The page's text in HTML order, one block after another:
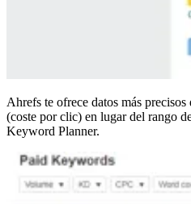
Ahrefs te ofrece datos más
(coste por clic) en lugar del rango
Keyword Planner.